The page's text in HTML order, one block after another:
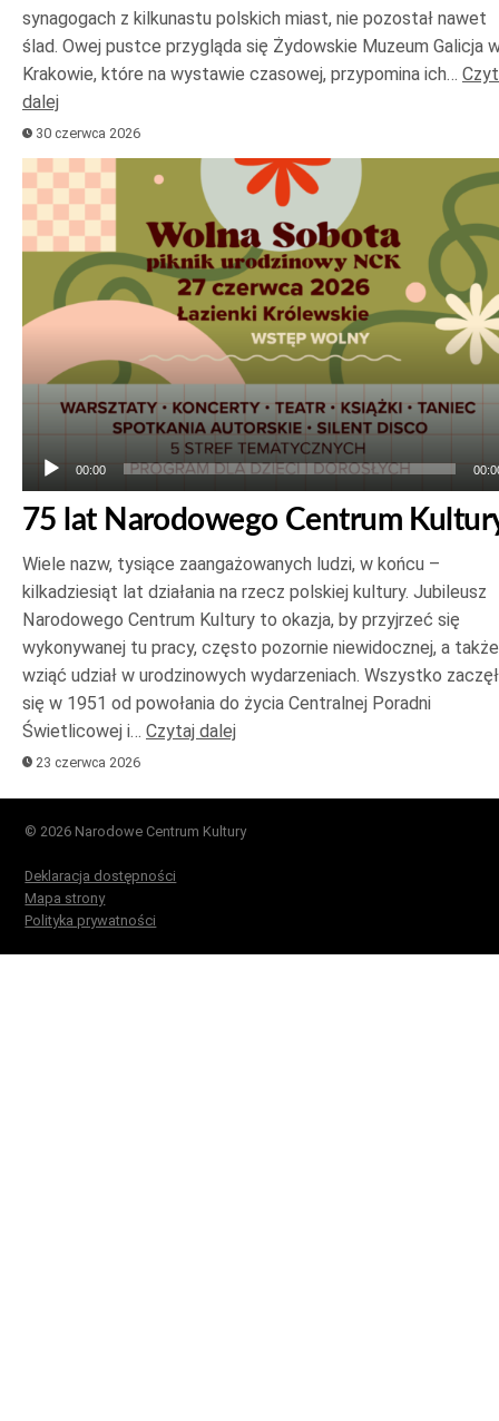
synagogach z kilkunastu polskich miast, nie pozostał nawet
ślad. Owej pustce przygląda się Żydowskie Muzeum Galicja
Krakowie, które na wystawie czasowej, przypomina ich…
dalej
30 czerwca 2026
Odtwarzacz
plików
dźwiękowych
00:00
75 lat Narodowego Centrum
Wiele nazw, tysiące zaangażowanych ludzi, w końcu –
kilkadziesiąt lat działania na rzecz polskiej kultury. Jubileusz
Narodowego Centrum Kultury to okazja, by przyjrzeć się
wykonywanej tu pracy, często pozornie niewidocznej, a także
wziąć udział w urodzinowych wydarzeniach. Wszystko
się w 1951 od powołania do życia Centralnej Poradni
Świetlicowej i… Czytaj dalej
23 czerwca 2026
© 2026 Narodowe Centrum Kultury
Deklaracja dostępności
Mapa strony
Polityka prywatności